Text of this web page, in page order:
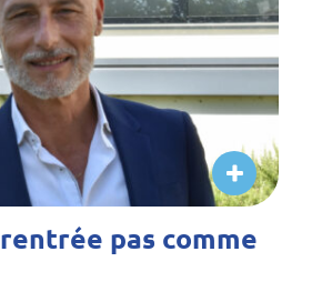
pas comme